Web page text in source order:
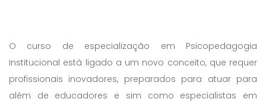
O curso de especialização em Psicopedagogia
Institucional está ligado a um novo conceito, que requer
profissionais inovadores, preparados para atuar para
além de educadores e sim como especialistas em